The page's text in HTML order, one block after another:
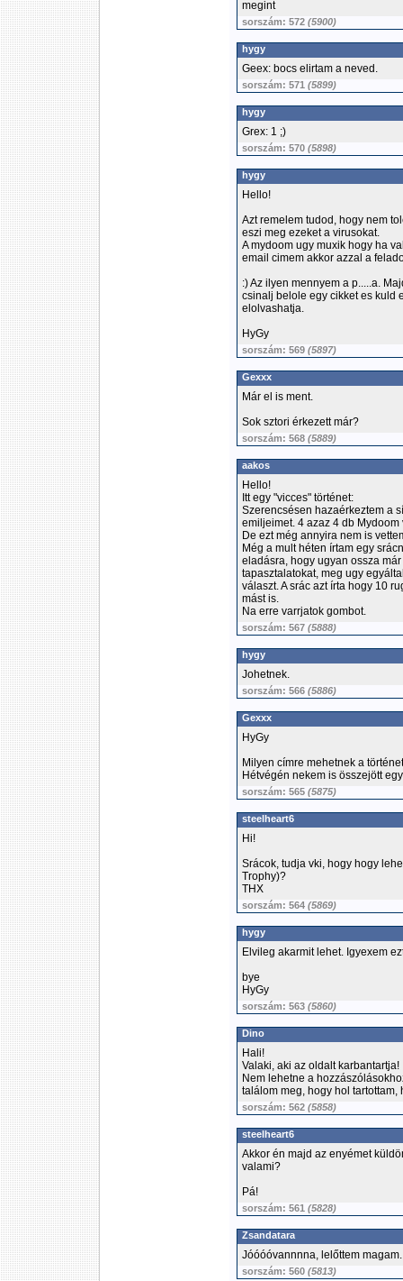
megint
sorszám: 572 (5900)
hygy
Geex: bocs elirtam a neved.
sorszám: 571 (5899)
hygy
Grex: 1 ;)
sorszám: 570 (5898)
hygy
Hello!
Azt remelem tudod, hogy nem
eszi meg ezeket a virusokat.
A mydoom ugy muxik hogy ha
email cimem akkor azzal a
:) Az ilyen mennyem a p.....a.
csinalj belole egy cikket es kuld
elolvashatja.
HyGy
sorszám: 569 (5897)
Gexxx
Már el is ment.
Sok sztori érkezett már?
sorszám: 568 (5889)
aakos
Hello!
Itt egy "vicces" történet:
Szerencsésen hazaérkeztem a
emiljeimet. 4 azaz 4 db
De ezt még annyira nem is
Még a mult héten írtam egy
eladásra, hogy ugyan ossza
tapasztalatokat, meg ugy
választ. A srác azt írta hogy 10
mást is.
Na erre varrjatok gombot.
sorszám: 567 (5888)
hygy
Johetnek.
sorszám: 566 (5886)
Gexxx
HyGy
Milyen címre mehetnek a
Hétvégén nekem is összejött
sorszám: 565 (5875)
steelheart6
Hi!
Srácok, tudja vki, hogy hogy
Trophy)?
THX
sorszám: 564 (5869)
hygy
Elvileg akarmit lehet. Igyexem
bye
HyGy
sorszám: 563 (5860)
Dino
Hali!
Valaki, aki az oldalt karbantartja!
Nem lehetne a
találom meg, hogy hol
sorszám: 562 (5858)
steelheart6
Akkor én majd az enyémet
valami?
Pá!
sorszám: 561 (5828)
Zsandatara
Jóóóóvannnna, lelőttem
sorszám: 560 (5813)